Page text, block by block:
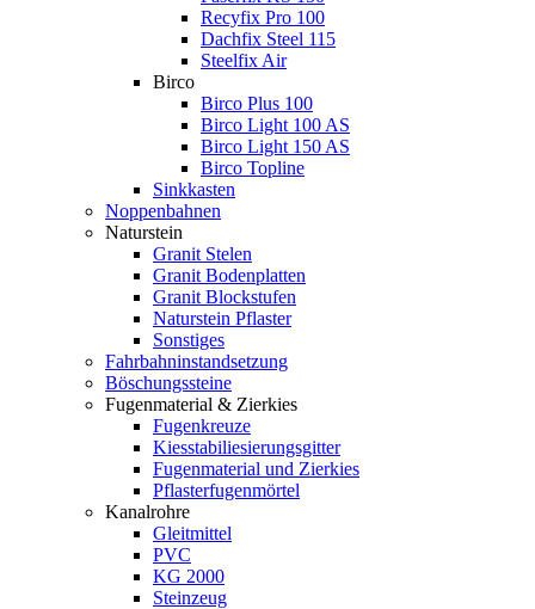
Recyfix Pro 100
Dachfix Steel 115
Steelfix Air
Birco
Birco Plus 100
Birco Light 100 AS
Birco Light 150 AS
Birco Topline
Sinkkasten
Noppenbahnen
Naturstein
Granit Stelen
Granit Bodenplatten
Granit Blockstufen
Naturstein Pflaster
Sonstiges
Fahrbahninstandsetzung
Böschungssteine
Fugenmaterial & Zierkies
Fugenkreuze
Kiesstabiliesierungsgitter
Fugenmaterial und Zierkies
Pflasterfugenmörtel
Kanalrohre
Gleitmittel
PVC
KG 2000
Steinzeug